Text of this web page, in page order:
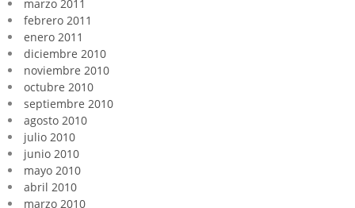
marzo 2011
febrero 2011
enero 2011
diciembre 2010
noviembre 2010
octubre 2010
septiembre 2010
agosto 2010
julio 2010
junio 2010
mayo 2010
abril 2010
marzo 2010